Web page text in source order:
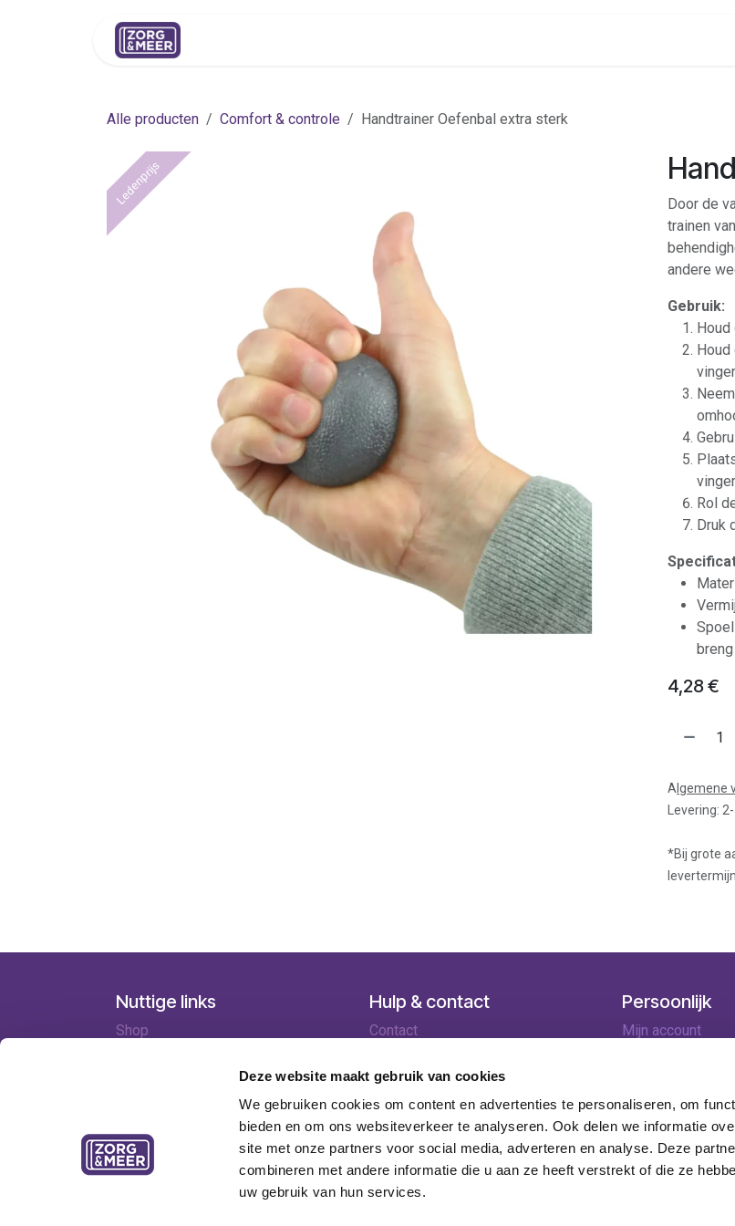
Deze website maakt gebruik van cookies
We gebruiken cookies om content en advertenties te personaliseren, om
bieden en om ons websiteverkeer te analyseren. Ook delen we informatie
site met onze partners voor social media, adverteren en analyse. Deze
combineren met andere informatie die u aan ze heeft verstrekt of die ze
uw gebruik van hun services.
Alle producten Comfort & controle Handtrainer Oefenbal extra sterk
Ledenprijs
Door de
trainen
andere
Gebruik:
Houd
Rol
Druk
4,28€
A lgemene
Levering:
*Bij grote
Nuttige links
Shop
Contact
Hulp & contact
Contact
Betaalopties
Retourneren
Garantie
Persoonlijk
Mijn account